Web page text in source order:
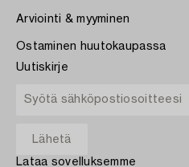
Arviointi & myyminen
Ostaminen huutokaupassa
Uutiskirje
Lataa sovelluksemme